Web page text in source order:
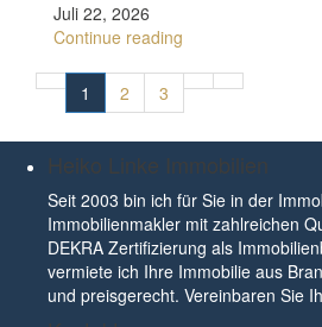
Juli 22, 2026
Continue reading
1 2 3
Heiko Linke Immobilien
Seit 2003 bin ich für Sie in der
Immobilienmakler mit zahlreichen
DEKRA Zertifizierung als
vermiete ich Ihre Immobilie aus
und preisgerecht. Vereinbaren Sie